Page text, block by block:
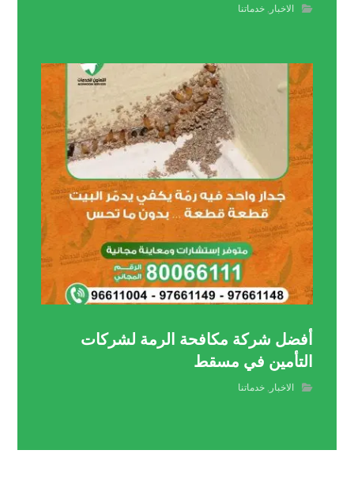
الاخبار ,خدماتنا
أفضل شركة مكافحة الرمة لشركات
التأمين في مسقط
الاخبار ,خدماتنا